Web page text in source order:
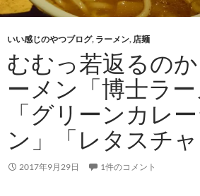
いい感じのやつブログ, ラーメン, 店麺
むむっ若返るの
ーメン「博士ラー
「グリーンカレ
ン」「レタスチャ
2017年9月29日 1件のコメント